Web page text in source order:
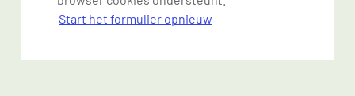
Start het formulier opnieuw